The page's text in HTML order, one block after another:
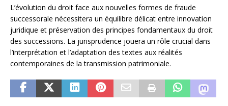
L’évolution du droit face aux nouvelles formes de fraude
successorale nécessitera un équilibre délicat entre innovation
juridique et préservation des principes fondamentaux du droit
des successions. La jurisprudence jouera un rôle crucial dans
l’interprétation et l’adaptation des textes aux réalités
contemporaines de la transmission patrimoniale.